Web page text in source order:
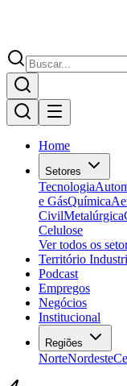
Home
Setores
Tecnologia
e GásQuímica
CivilMetalúrgica
Celulose
Ver todos os
Território
Podcast
Empregos
Negócios
Institucional
Regiões
NorteNordeste